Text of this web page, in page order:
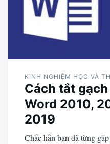
KINH NGHIỆM HỌC VÀ
Cách tắt
Word 2010,
2019
Chắc hẳn bạn đã từng